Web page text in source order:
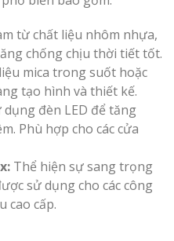
từ chất liệu nhôm nhựa,
chống chịu thời tiết tốt.
mica trong suốt hoặc
tạo hình và thiết kế.
dụng đèn LED để tăng
Phù hợp cho các cửa
Thể hiện sự sang trọng
sử dụng cho các công
cao cấp.